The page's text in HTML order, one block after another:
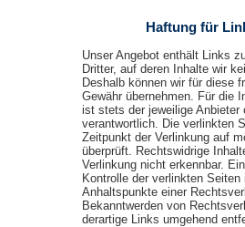
Haftung für
Unser Angebot enthält Links
Dritter, auf deren Inhalte wir
Deshalb können wir für diese
Gewähr übernehmen. Für die
ist stets der jeweilige Anbieter
verantwortlich. Die verlinkten
Zeitpunkt der Verlinkung auf
überprüft. Rechtswidrige
Verlinkung nicht erkennbar.
Kontrolle der verlinkten
Anhaltspunkte einer
Bekanntwerden von
derartige Links umgehend